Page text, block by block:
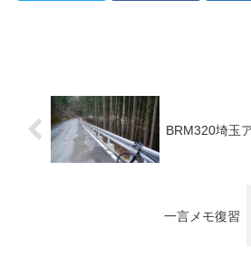
BRM320埼玉
一言メモ復習